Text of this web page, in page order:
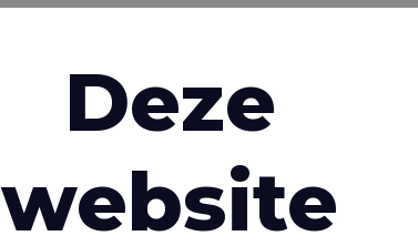
Chemische
Anti
Deze
website